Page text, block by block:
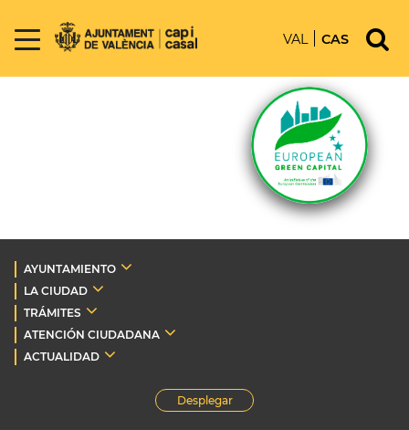
VAL CAS
AYUNTAMIENTO
LA CIUDAD
TRÁMITES
ATENCIÓN CIUDADANA
ACTUALIDAD
Desplegar